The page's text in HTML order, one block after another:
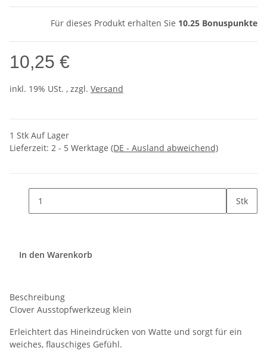
Für dieses Produkt erhalten Sie 10.25 Bonuspunkte
10,25 €
inkl. 19% USt. , zzgl. Versand
1 Stk Auf Lager
Lieferzeit: 2 - 5 Werktage (DE - Ausland abweichend)
Stk
In den Warenkorb
Beschreibung
Clover Ausstopfwerkzeug klein
Erleichtert das Hineindrücken von Watte und sorgt für ein
weiches, flauschiges Gefühl.